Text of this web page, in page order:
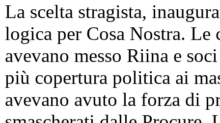
La scelta stragista,
logica per Cosa Nostra. Le
avevano messo Riina e
più copertura politica ai
avevano avuto la forza di